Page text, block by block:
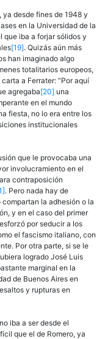
ya desde fines de 1948 y
en la Universidad de la
que iba a forjar sólidos y
[19]. Quizás aún más
han imaginado algo
totalitarios europeos,
a Ferrater: “Por aquí
agregaba[20] una
en el mundo
fiesta, no lo era entre los
institucionales
que le provocaba una
involucramiento en el
contraposición
. Pero nada hay de
la adhesión o la
y en el caso del primer
por seducir a los
el fascismo italiano, con
Por otra parte, si se le
logrado José Luis
marginal en la
de Buenos Aires en
y rupturas en
iba a ser desde el
que el de Romero, ya